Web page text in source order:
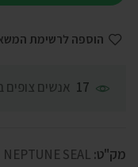
הוספה לרשימת
17 אנשים צופים
מק"ט: NEPTUNE SEAL